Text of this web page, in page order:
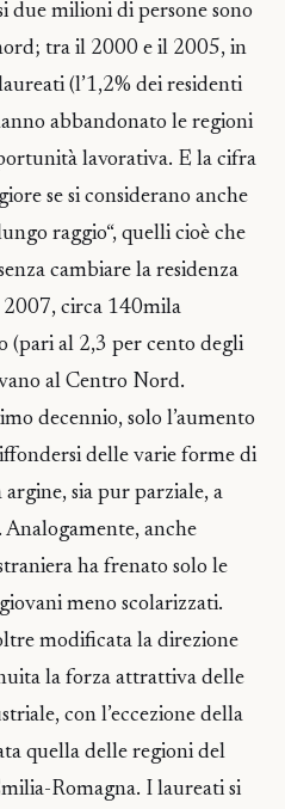
due milioni di persone sono
tra il 2000 e il 2005, in
(l’1,2% dei residenti
abbandonato le regioni
lavorativa. E la cifra
se si considerano anche
raggio“, quelli cioè che
cambiare la residenza
2007, circa 140mila
(pari al 2,3 per cento degli
al Centro Nord.
decennio, solo l’aumento
delle varie forme di
sia pur parziale, a
anche
ha frenato solo le
meno scolarizzati.
modificata la direzione
la forza attrattiva delle
con l’eccezione della
quella delle regioni del
Romagna. I laureati si